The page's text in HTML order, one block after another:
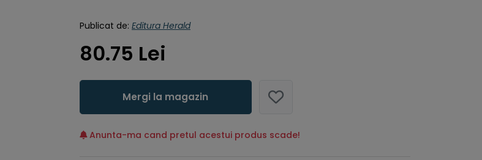
Publicat de: Editura Herald
80.75 Lei
Mergi la magazin
Anunta-ma cand pretul acestui produs scade!